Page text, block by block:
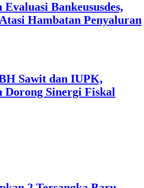
Bankeususdes,
Hambatan Penyaluran
Sawit dan IUPK,
Dorong Sinergi Fiskal